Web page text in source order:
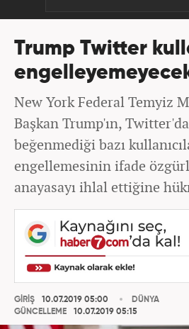
Trump Twitter
New York Federal Temyiz
Başkan Trump'ın,
beğenmediği bazı
engellemesinin ifade
anayasayı ihlal ettiğine
GİRİŞ
10.07.2019 05:00
GÜNCELLEME
10.07.2019 05:15
DÜNYA